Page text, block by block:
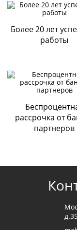
Оплата по QR-
Быстрая и
мобильное
Оплата картами
Visa,
Через
Безналичная
По
ООО «ДИАРТ-М»
Наличными
Поделитесь
Cогласие с
Более 20 лет
работы
рассрочка от
партнеров